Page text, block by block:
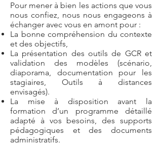
Pour mener à bien les actions que vous
nous confiez, nous nous engageons à
échanger avec vous en amont pour :
La bonne compréhension du contexte
et des objectifs,
La présentation des outils de GCR et
validation des modèles (scénario,
diaporama, documentation pour les
stagiaires, Outils à distances
envisagés).
La mise à disposition avant la
formation d’un programme détaillé
adapté à vos besoins, des supports
pédagogiques et des documents
administratifs.